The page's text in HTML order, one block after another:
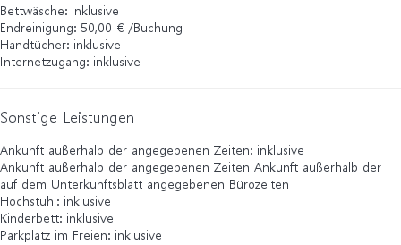
Bettwäsche: inklusive
Endreinigung: 50,00 € /Buchung
Handtücher: inklusive
Internetzugang: inklusive
Sonstige Leistungen
Ankunft außerhalb der angegebenen Zeiten: inklusive
Ankunft außerhalb der angegebenen Zeiten Ankunft außerhalb der
auf dem Unterkunftsblatt angegebenen Bürozeiten
Hochstuhl: inklusive
Kinderbett: inklusive
Parkplatz im Freien: inklusive